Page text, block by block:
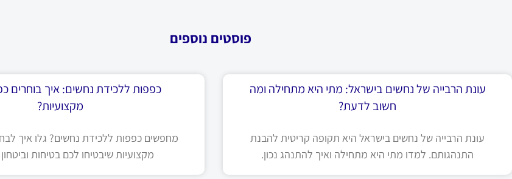
פוסטים נוספים
עונת הרבייה של נחשים בישראל: מתי היא מתחילה ומה
חשוב לדעת?
עונת הרבייה של נחשים בישראל היא תקופה קריטית להבנת
התנהגותם. למדו מתי היא מתחילה ואיך להתנהג נכון.
כפפות ללכידת נחשים: איך בוחרים
מקצועיות?
מחפשים כפפות ללכידת נחשים? גלו איך
מקצועיות שיבטיחו לכם בטיחות